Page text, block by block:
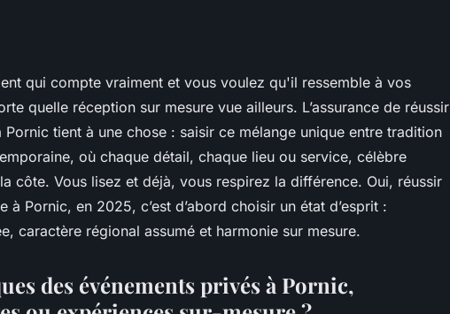
Pornic : les
votre
qui compte vraiment et vous voulez qu'il ressemble à vos
quelle réception sur mesure vue ailleurs. L’assurance de réussir
tient à une chose : saisir ce mélange unique entre tradition
où chaque détail, chaque lieu ou service, célèbre
côte. Vous lisez et déjà, vous respirez la différence. Oui, réussir
à Pornic, en 2025, c’est d’abord choisir un état d’esprit :
caractère régional assumé et harmonie sur mesure.
des événements privés à Pornic,